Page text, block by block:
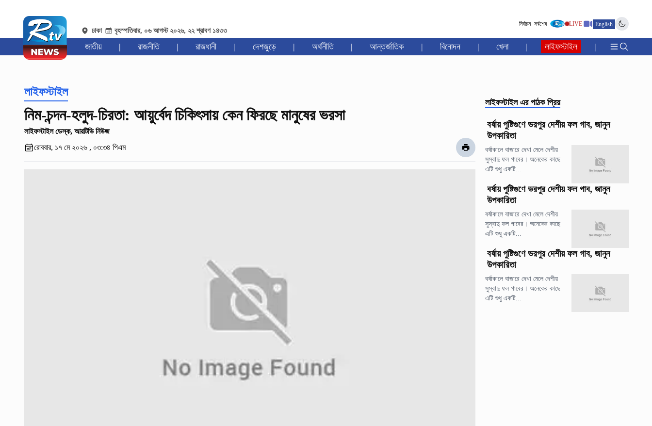
ঢাকা বৃহস্পতিবার, ০৬ আগস্ট ২০২৬, ২২ শ্রাবণ ১৪৩৩
নির্বাচন সর্বশেষ LIVE English
জাতীয় | রাজনীতি | রাজধানী | দেশজুড়ে | অর্থনীতি | আন্তর্জাতিক | বিনোদন | খেলা | লাইফস্টাইল |
লাইফস্টাইল
নিম-চন্দন-হলুদ-চিরতা: আয়ুর্বেদ চিকিৎসায় কেন ফিরছে মানুষের ভরসা
লাইফস্টাইল ডেস্ক, আরটিভি নিউজ
রোববার, ১৭ মে ২০২৬ , ০৩:৩৪ পিএম
লাইফস্টাইল এর পাঠক প্রিয়
বর্ষায় পুষ্টিগুণে ভরপুর দেশীয় ফল গাব, জানুন
উপকারিতা
বর্ষাকালে বাজারে দেখা মেলে দেশীয়
সুস্বাদু ফল গাবের। অনেকের কাছে
এটি শুধু একটি...
বর্ষায় পুষ্টিগুণে ভরপুর দেশীয় ফল গাব, জানুন
উপকারিতা
বর্ষাকালে বাজারে দেখা মেলে দেশীয়
সুস্বাদু ফল গাবের। অনেকের কাছে
এটি শুধু একটি...
বর্ষায় পুষ্টিগুণে ভরপুর দেশীয় ফল গাব, জানুন
উপকারিতা
বর্ষাকালে বাজারে দেখা মেলে দেশীয়
সুস্বাদু ফল গাবের। অনেকের কাছে
এটি শুধু একটি...